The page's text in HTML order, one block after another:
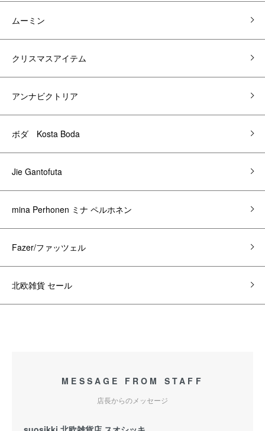
ムーミン
クリスマスアイテム
アンナビクトリア
ボダ Kosta Boda
Jie Gantofuta
mina Perhonen ミナ ペルホネン
Fazer/ファッツェル
北欧雑貨 セール
MESSAGE FROM STAFF
店長からのメッセージ